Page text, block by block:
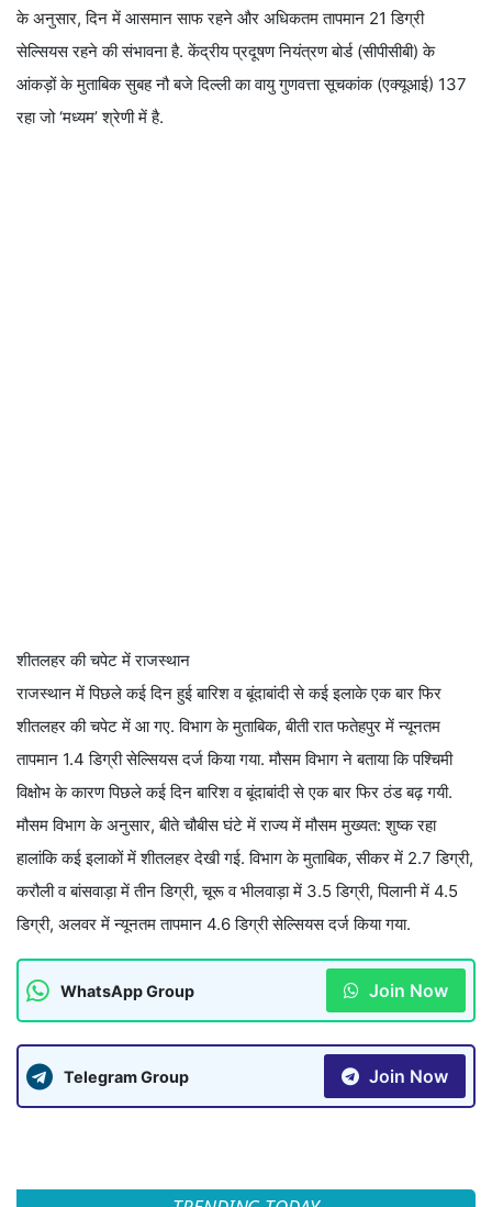
के अनुसार, दिन में आसमान साफ रहने और अधिकतम तापमान 21 डिग्री
सेल्सियस रहने की संभावना है. केंद्रीय प्रदूषण नियंत्रण बोर्ड (सीपीसीबी) के
आंकड़ों के मुताबिक सुबह नौ बजे दिल्ली का वायु गुणवत्ता सूचकांक (एक्यूआई) 137
रहा जो ‘मध्यम’ श्रेणी में है.
शीतलहर की चपेट में राजस्थान
राजस्थान में पिछले कई दिन हुई बारिश व बूंदाबांदी से कई इलाके एक बार फिर
शीतलहर की चपेट में आ गए. विभाग के मुताबिक, बीती रात फतेहपुर में न्यूनतम
तापमान 1.4 डिग्री सेल्सियस दर्ज किया गया. मौसम विभाग ने बताया कि पश्चिमी
विक्षोभ के कारण पिछले कई दिन बारिश व बूंदाबांदी से एक बार फिर ठंड बढ़ गयी.
मौसम विभाग के अनुसार, बीते चौबीस घंटे में राज्य में मौसम मुख्यत: शुष्क रहा
हालांकि कई इलाकों में शीतलहर देखी गई. विभाग के मुताबिक, सीकर में 2.7 डिग्री,
करौली व बांसवाड़ा में तीन डिग्री, चूरू व भीलवाड़ा में 3.5 डिग्री, पिलानी में 4.5
डिग्री, अलवर में न्यूनतम तापमान 4.6 डिग्री सेल्सियस दर्ज किया गया.
WhatsApp Group Join Now
Telegram Group Join Now